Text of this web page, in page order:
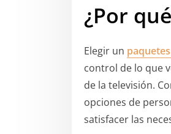
¿Por
Elegir un
control de lo que
de la televisión.
opciones de
satisfacer las